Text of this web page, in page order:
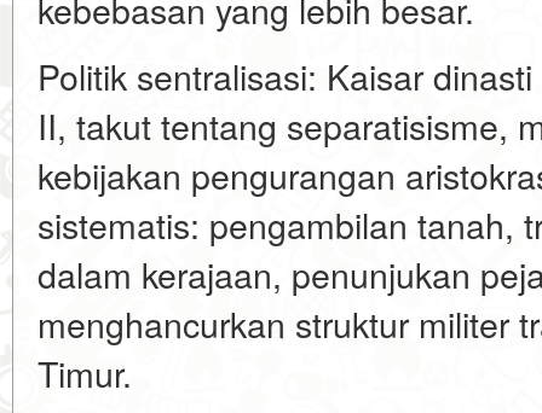
Politik sentralisasi: Kaisar
II, takut tentang separatisisme,
kebijakan pengurangan
sistematis: pengambilan tanah,
dalam kerajaan, penunjukan
menghancurkan struktur militer
Timur.